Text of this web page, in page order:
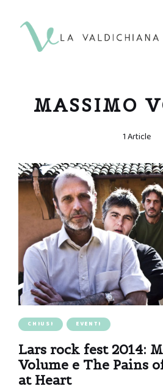
MASSIMO
1 Article
CHIUSI EVENTI
Lars rock fest 2014:
Volume e The Pains
at Heart